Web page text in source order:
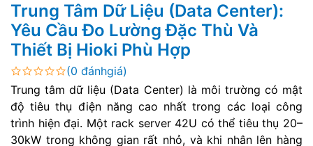
Trung Tâm Dữ Liệu (Data Center):
Yêu Cầu Đo Lường Đặc Thù Và
Thiết Bị Hioki Phù Hợp
(0 đánhgiá)
Trung tâm dữ liệu (Data Center) là môi trường có mật
độ tiêu thụ điện năng cao nhất trong các loại công
trình hiện đại. Một rack server 42U có thể tiêu thụ 20–
30kW trong không gian rất nhỏ, và khi nhân lên hàng